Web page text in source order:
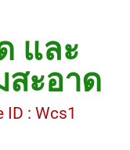
วนครปฐม
ไลน์ WCS1
ษาพื้นหินขัด
และ
สะอาด
: Wcs1